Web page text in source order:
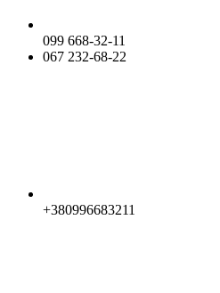
099 668-32-11
067 232-68-22
+380996683211